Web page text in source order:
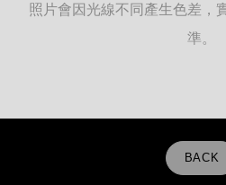
照片會因光線不同產生色差，
準。
BACK